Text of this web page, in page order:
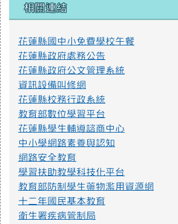
近年小紅書APP為國人下載使用，產生資
或其他校園安全事件，經查內政部警政署165
案例」列有423件因使用小紅書遭詐騙之案例
購物詐騙、假交友（投資詐財）詐騙、假買
求職詐騙、色情應召詐財詐騙等。因此，教
紅書，青春不迷途」專區，提供小紅書潛在
及講師資料，請多加推廣運用。
https://eliteracy.edu.tw/Shorts/
提升社會大眾對身心障礙者權利公
相關連結
花蓮縣國中小免費學校午餐
花蓮縣政府處務公告
花蓮縣政府公文管理系統
資訊設備叫修網
花蓮縣校務行政系統
教育部數位學習平台
花蓮縣學生輔導諮商中心
中小學網路素養與認知
網路安全教育
學習扶助教學科技化平台
教育部防制學生藥物濫用資源網
十二年國民基本教育
衛生署疾病管制局